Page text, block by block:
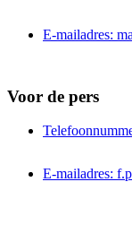
E-mailadres:
Voor de pers
E-mailadres: